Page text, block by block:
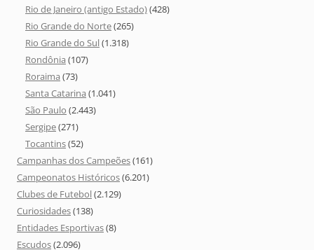
Rio de Janeiro (antigo Estado)(428)
Rio Grande do Norte(265)
Rio Grande do Sul(1.318)
Rondônia (107)
Roraima (73)
Santa Catarina (1.041)
São Paulo (2.443)
Sergipe(271)
Tocantins(52)
Campanhas dos Campeões(161)
Campeonatos Históricos(6.201)
Clubes de Futebol(2.129)
Curiosidades(138)
Entidades Esportivas(8)
Escudos(2.096)